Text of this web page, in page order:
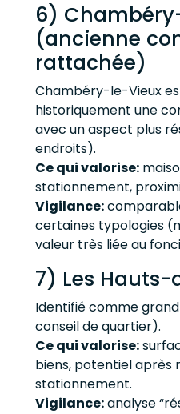
6)
(ancienne
rattachée)
Chambéry-le-Vieux
historiquement une
avec un aspect plus
endroits).
Ce qui valorise:
stationnement,
Vigilance:
certaines typologies
valeur très liée au
7) Les
Identifié comme
conseil de quartier).
Ce qui valorise:
biens, potentiel après
stationnement.
Vigilance:analyse